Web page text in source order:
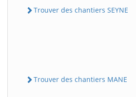
Trouver des chantiers SEYNE
Trouver des chantiers MANE